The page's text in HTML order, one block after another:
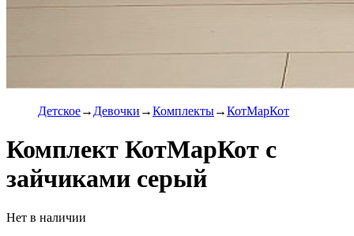
Детское Девочки Комплекты КотМарКот
Комплект КотМарКот с
зайчиками серый
Нет в наличии